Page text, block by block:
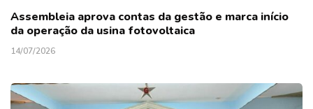
Assembleia aprova contas da gestão e marca início
da operação da usina fotovoltaica
14/07/2026